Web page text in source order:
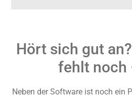
Hört sich gut
fehlt noch
Neben der Software ist noch ein